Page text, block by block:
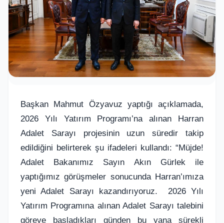
Başkan Mahmut Özyavuz yaptığı açıklamada,
2026 Yılı Yatırım Programı’na alınan Harran
Adalet Sarayı projesinin uzun süredir takip
edildiğini belirterek şu ifadeleri kullandı: “Müjde!
Adalet Bakanımız Sayın Akın Gürlek ile
yaptığımız görüşmeler sonucunda Harran’ımıza
yeni Adalet Sarayı kazandırıyoruz.
2026 Yılı
Yatırım Programına alınan Adalet Sarayı talebini
göreve başladıkları günden bu yana sürekli